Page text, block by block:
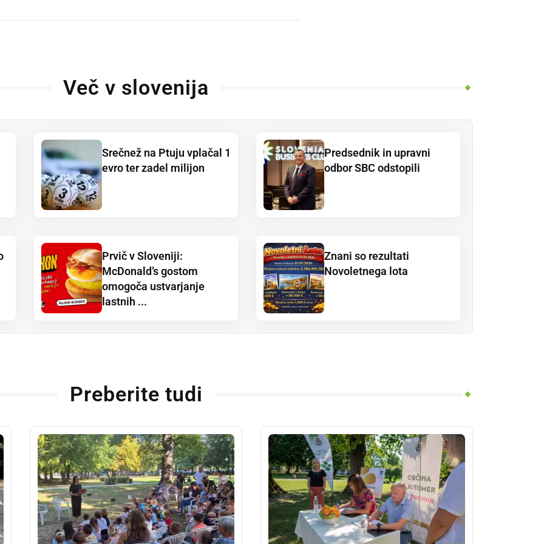
Več v slovenija
Srečnež na Ptuju vplačal 1
evro ter zadel milijon
Predsednik in upravni
odbor SBC odstopili
Prvič v Sloveniji:
McDonald’s gostom
omogoča ustvarjanje
lastnih ...
Znani so rezultati
Novoletnega lota
Preberite tudi